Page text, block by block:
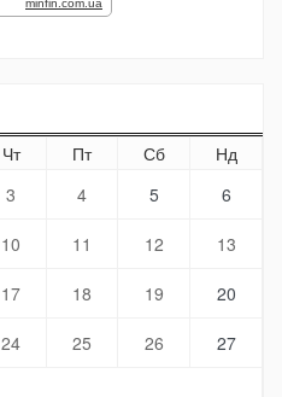
Чт Пт Сб
Нд
3 4 5 6
10 11 12 13
17 18 19 20
24 25 26 27